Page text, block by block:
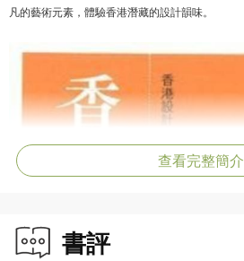
凡的藝術元素，體驗香港潛藏的設計韻味。
查看完整簡介
書評